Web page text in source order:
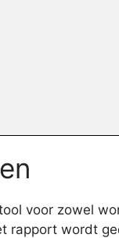
voor zowel
rapport wordt